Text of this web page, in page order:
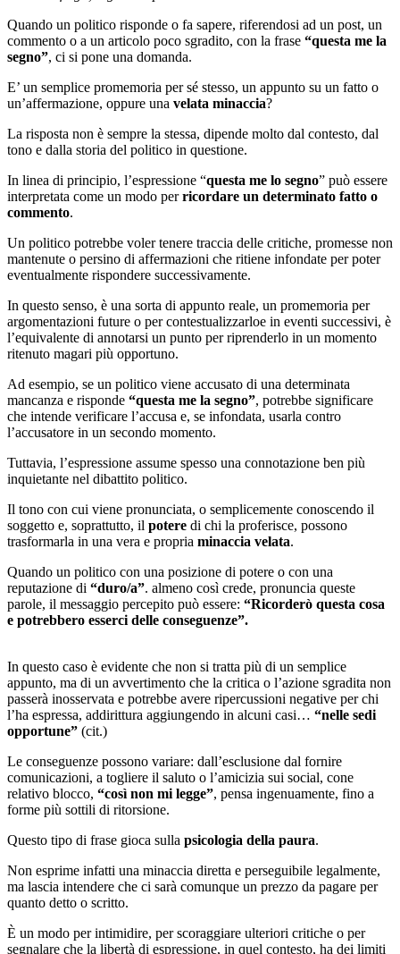
Quando un politico risponde o fa sapere, riferendosi ad un post, un
commento o a un articolo poco sgradito, con la frase “questa me la
segno”, ci si pone una domanda.
E’ un semplice promemoria per sé stesso, un appunto su un fatto o
un’affermazione, oppure una velata minaccia?
La risposta non è sempre la stessa, dipende molto dal contesto, dal
tono e dalla storia del politico in questione.
In linea di principio, l’espressione “questa me lo segno” può essere
interpretata come un modo perricordare un determinato fatto o
commento.
Un politico potrebbe voler tenere traccia delle critiche, promesse non
mantenute o persino di affermazioni che ritiene infondate per poter
eventualmente rispondere successivamente.
In questo senso, è una sorta di appunto reale, un promemoria per
argomentazioni future o per contestualizzarloe in eventi successivi, è
l’equivalente di annotarsi un punto per riprenderlo in un momento
ritenuto magari più opportuno.
Ad esempio, se un politico viene accusato di una determinata
mancanza e risponde “questa me la segno”, potrebbe significare
che intende verificare l’accusa e, se infondata, usarla contro
l’accusatore in un secondo momento.
Tuttavia, l’espressione assume spesso una connotazione ben più
inquietante nel dibattito politico.
Il tono con cui viene pronunciata, o semplicemente conoscendo il
soggetto e, soprattutto, il potere di chi la proferisce, possono
trasformarla in una vera e propria minaccia velata.
Quando un politico con una posizione di potere o con una
reputazione di “duro/a”. almeno così crede, pronuncia queste
parole, il messaggio percepito può essere: “Ricorderò questa cosa
e potrebbero esserci delle conseguenze”.
In questo caso è evidente che non si tratta più di un semplice
appunto, ma di un avvertimento che la critica o l’azione sgradita non
passerà inosservata e potrebbe avere ripercussioni negative per chi
l’ha espressa, addirittura aggiungendo in alcuni casi… “nelle sedi
opportune” (cit.)
Le conseguenze possono variare: dall’esclusione dal fornire
comunicazioni, a togliere il saluto o l’amicizia sui social, cone
relativo blocco, “così non mi legge”, pensa ingenuamente, fino a
forme più sottili di ritorsione.
Questo tipo di frase gioca sulla psicologia della paura.
Non esprime infatti una minaccia diretta e perseguibile legalmente,
ma lascia intendere che ci sarà comunque un prezzo da pagare per
quanto detto o scritto.
È un modo per intimidire, per scoraggiare ulteriori critiche o per
segnalare che la libertà di espressione, in quel contesto, ha dei limiti